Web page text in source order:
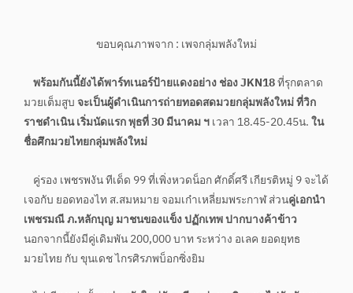
ขอบคุณภาพจาก : เพจกลุ่มพลังใหม่
พร้อมกันนี้ยังได้พาร์ทเนอร์ป้ายแดงอย่าง ช่อง JKN18ที่รุกตลาด
มวยเต็มสูบจะเป็นผู้ดำเนินการถ่ายทอดสดมวยกลุ่มพลังใหม่ ที่วิก
ราชดำเนินเริ่มนัดแรก พุธที่ 30 มีนาคม ฯเวลา 18.45-20.45น.ใน
ชื่อศึกมวยไทยกลุ่มพลังใหม่
คู่รอง เพชรพงัน ทีเด็ด 99 ที่เพิ่งหวดน็อก ศักดิ์ศรี เกียรติหมู่ 9 จะได้
เจอกับ ยอดทองไท ส.สมหมาย จอมเก๋าเหลี่ยมพระกาฬ ส่วนคู่เอกนำ
เพชรมณี ภ.หลักบุญ มาชนของแข็ง ปฏักเทพ ปากบางค้าข้าว
นอกจากนี้ยังมีคู่เดิมพัน 200,000 บาท ระหว่าง อเลค ยอดยุทธ
มวยไทย กับ ขุนเดช ไกรศิรภพบ็อกซิ่งยิม